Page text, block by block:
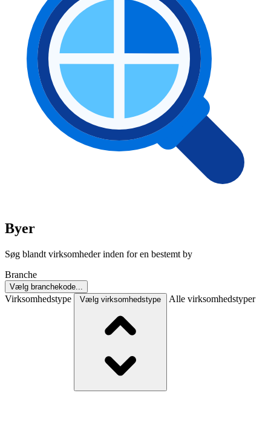
Byer
Søg blandt virksomheder inden for en bestemt by
Branche
Vælg branchekode...
Virksomhedstype Vælg virksomhedstype Alle virksomhedstyper